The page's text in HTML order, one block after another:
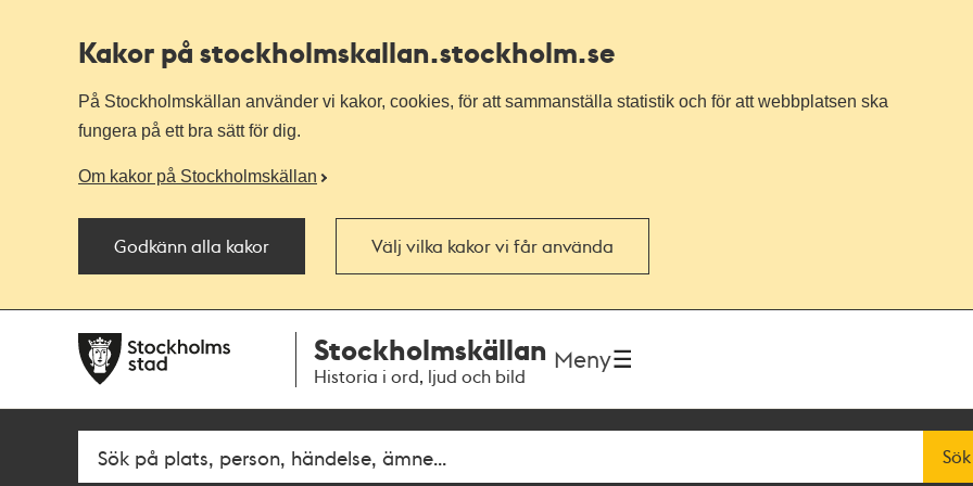
Kakor på stockholmskallan.stockholm.se
På Stockholmskällan använder vi kakor, cookies, för att sammanställa statistik och för att webbplatsen ska
fungera på ett bra sätt för dig.
Om kakor på Stockholmskällan
Godkänn alla kakor Välj vilka kakor vi får använda
navigationen
huvudinnehållet
Stockholmskällan
Historia i ord, ljud och bild
Meny
Fritextsök Sök